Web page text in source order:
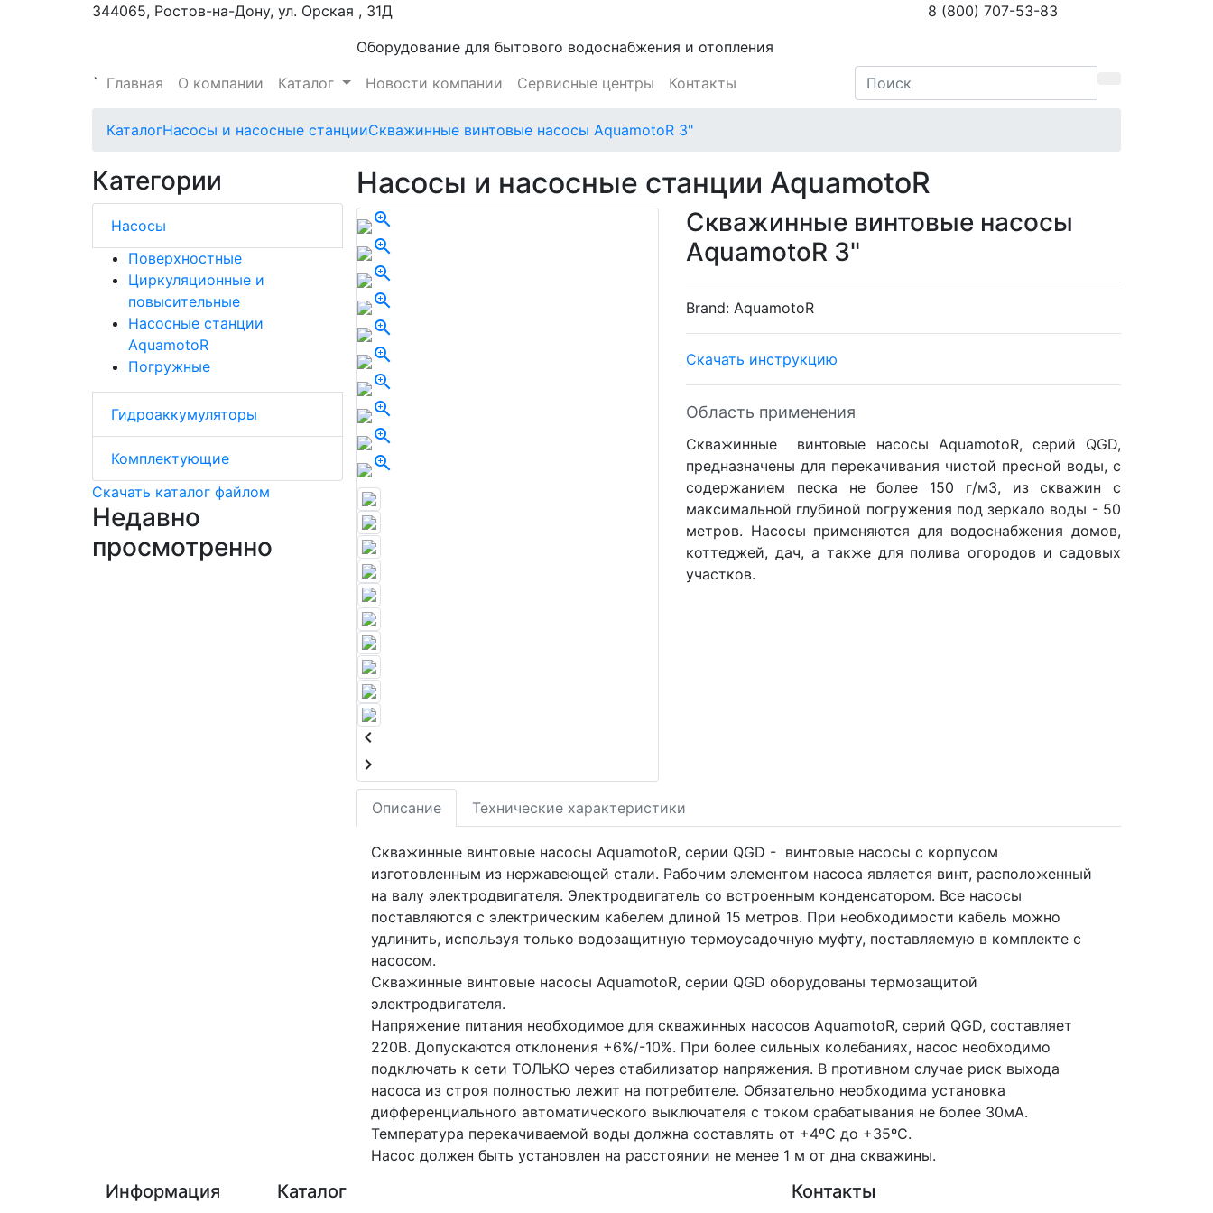
344065, Ростов-на-Дону, ул. Орская , 31Д
8 (800) 707-53-83
Оборудование для бытового водоснабжения и отопления
` Главная О компании Каталог Новости компании Сервисные центры Контакты
КаталогНасосы и насосные станцииСкважинные винтовые насосы AquamotoR 3"
Категории
Насосы
Поверхностные
Циркуляционные и
повысительные
Насосные станции
AquamotoR
Погружные
Гидроаккумуляторы
Комплектующие
Скачать каталог файлом
Недавно
просмотренно
Насосы и насосные станции AquamotoR
zoom_in
zoom_in
zoom_in
zoom_in
zoom_in
zoom_in
zoom_in
zoom_in
zoom_in
zoom_in
keyboard_arrow_left
keyboard_arrow_right
Скважинные винтовые насосы
AquamotoR 3"
Brand: AquamotoR
Скачать инструкцию
Область применения
Скважинные винтовые насосы AquamotoR, серий QGD,
предназначены для перекачивания чистой пресной воды, с
содержанием песка не более 150 г/м3, из скважин с
максимальной глубиной погружения под зеркало воды - 50
метров. Насосы применяются для водоснабжения домов,
коттеджей, дач, а также для полива огородов и садовых
участков.
Описание Технические характеристики
Скважинные винтовые насосы AquamotoR, серии QGD - винтовые насосы с корпусом
изготовленным из нержавеющей стали. Рабочим элементом насоса является винт, расположенный
на валу электродвигателя. Электродвигатель со встроенным конденсатором. Все насосы
поставляются с электрическим кабелем длиной 15 метров. При необходимости кабель можно
удлинить, используя только водозащитную термоусадочную муфту, поставляемую в комплекте с
насосом.
Скважинные винтовые насосы AquamotoR, серии QGD оборудованы термозащитой
электродвигателя.
Напряжение питания необходимое для скважинных насосов AquamotoR, серий QGD, составляет
220В. Допускаются отклонения +6%/-10%. При более сильных колебаниях, насос необходимо
подключать к сети ТОЛЬКО через стабилизатор напряжения. В противном случае риск выхода
насоса из строя полностью лежит на потребителе. Обязательно необходима установка
дифференциального автоматического выключателя с током срабатывания не более 30мА.
Температура перекачиваемой воды должна составлять от +4ºС до +35ºС.
Насос должен быть установлен на расстоянии не менее 1 м от дна скважины.
Информация Каталог Контакты